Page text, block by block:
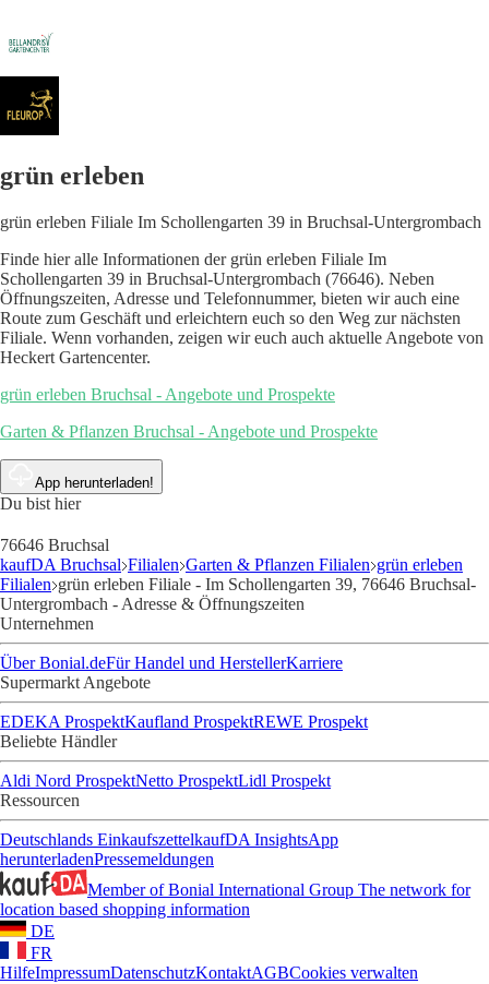
grün erleben
grün erleben Filiale Im Schollengarten 39 in Bruchsal-Untergrombach
Finde hier alle Informationen der grün erleben Filiale Im
Schollengarten 39 in Bruchsal-Untergrombach (76646). Neben
Öffnungszeiten, Adresse und Telefonnummer, bieten wir auch eine
Route zum Geschäft und erleichtern euch so den Weg zur nächsten
Filiale. Wenn vorhanden, zeigen wir euch auch aktuelle Angebote von
Heckert Gartencenter.
grün erleben Bruchsal - Angebote und Prospekte
Garten & Pflanzen Bruchsal - Angebote und Prospekte
App herunterladen!
Du bist hier
76646 Bruchsal
kaufDA Bruchsal Filialen Garten & Pflanzen Filialen grün erleben
Filialen grün erleben Filiale - Im Schollengarten 39, 76646 Bruchsal-
Untergrombach - Adresse & Öffnungszeiten
Unternehmen
Über Bonial.deFür Handel und HerstellerKarriere
Supermarkt Angebote
EDEKA ProspektKaufland ProspektREWE Prospekt
Beliebte Händler
Aldi Nord ProspektNetto ProspektLidl Prospekt
Ressourcen
Deutschlands EinkaufszettelkaufDA InsightsApp
herunterladenPressemeldungen
Member of Bonial International Group The network for
location based shopping information
DE
FR
HilfeImpressumDatenschutzKontaktAGBCookies verwalten